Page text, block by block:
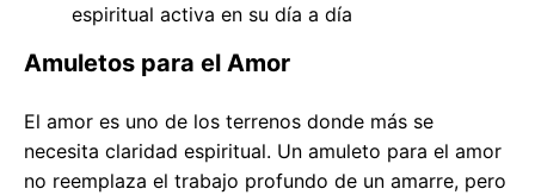
espiritual activa en su día a día
Amuletos para el Amor
El amor es uno de los terrenos donde más se
necesita claridad espiritual. Un amuleto para el amor
no reemplaza el trabajo profundo de un amarre, pero